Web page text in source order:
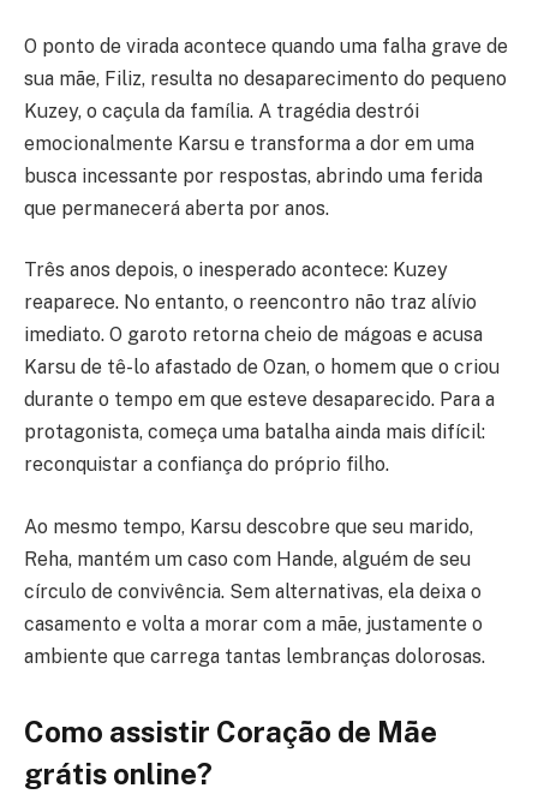
O ponto de virada acontece quando uma falha grave de
sua mãe, Filiz, resulta no desaparecimento do pequeno
Kuzey, o caçula da família. A tragédia destrói
emocionalmente Karsu e transforma a dor em uma
busca incessante por respostas, abrindo uma ferida
que permanecerá aberta por anos.
Três anos depois, o inesperado acontece: Kuzey
reaparece. No entanto, o reencontro não traz alívio
imediato. O garoto retorna cheio de mágoas e acusa
Karsu de tê-lo afastado de Ozan, o homem que o criou
durante o tempo em que esteve desaparecido. Para a
protagonista, começa uma batalha ainda mais difícil:
reconquistar a confiança do próprio filho.
Ao mesmo tempo, Karsu descobre que seu marido,
Reha, mantém um caso com Hande, alguém de seu
círculo de convivência. Sem alternativas, ela deixa o
casamento e volta a morar com a mãe, justamente o
ambiente que carrega tantas lembranças dolorosas.
Como assistir Coração de Mãe
grátis online?